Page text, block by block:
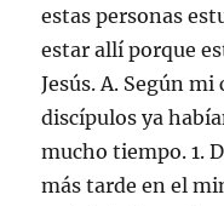
estas personas
estar allí porque
Jesús. A. Según
discípulos ya
mucho tiempo. 1.
más tarde en el